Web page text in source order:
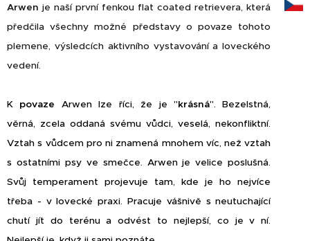
Arwen je naší první fenkou flat coated retrievera, která
předčila všechny možné představy o povaze tohoto
plemene, výsledcích aktivního vystavování a loveckého
vedení.
K povaze Arwen lze říci, že je "krásná". Bezelstná,
věrná, zcela oddaná svému vůdci, veselá, nekonfliktní.
Vztah s vůdcem pro ni znamená mnohem víc, než vztah
s ostatními psy ve smečce. Arwen je velice poslušná.
Svůj temperament projevuje tam, kde je ho nejvíce
třeba - v lovecké praxi. Pracuje vášnivě s neutuchající
chutí jít do terénu a odvést to nejlepší, co je v ní.